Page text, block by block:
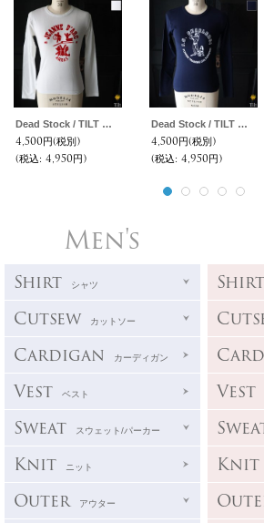
Dead Stock / TILT アラス プリント ロングスリーブ TEE
4,500円(税別)
(税込: 4,950円)
Dead Stock / TILT トレーニング プリント ロングスリーブ TEE
4,500円(税別)
(税込: 4,950円)
Men's
Shirt シャツ
Cutsew カットソー
Cardigan カーディガン
Vest ベスト
Sweat スウェット/パーカー
Knit ニット
Outer アウター
Shirt
Vest
Knit